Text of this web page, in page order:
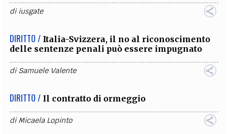
diiusgate
DIRITTO / Italia-Svizzera, il no al riconoscimento
delle sentenze penali può essere impugnato
diSamuele Valente
DIRITTO / Il contratto di ormeggio
diMicaela Lopinto